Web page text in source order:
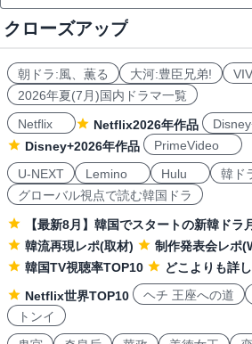
クローズアップ
朝ドラ:風、薫る 大河:豊臣兄弟!
2026年夏(7月)国内ドラマ一覧
Netflix
Netflix2026年作品
Disney+2026年作品
PrimeVideo
U-NEXT
Lemino Hulu
韓ド
グローバル視点で読む韓国ドラ
【最新8月】韓国でスタートの新韓ドラ
韓流再現レポ(取材)
制作発表会レポ
韓国TV視聴率TOP10
どこよりも詳
Netflix世界TOP10
ヘチ 王座への道
トンイ